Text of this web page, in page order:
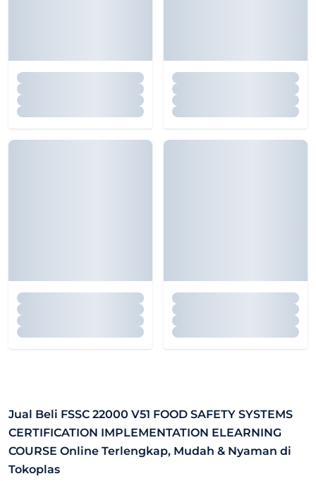
Jual Beli FSSC 22000 V51 FOOD SAFETY SYSTEMS
CERTIFICATION IMPLEMENTATION ELEARNING
COURSE Online Terlengkap, Mudah & Nyaman di
Tokoplas